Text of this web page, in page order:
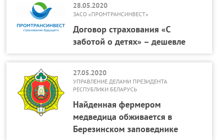
28.05.2020
ЗАСО «ПРОМТРАНСИНВЕСТ»
Договор страхования «С
заботой о детях» – дешевле
27.05.2020
УПРАВЛЕНИЕ ДЕЛАМИ ПРЕЗИДЕНТА
РЕСПУБЛИКИ БЕЛАРУСЬ
Найденная фермером
медведица обживается в
Березинском заповеднике